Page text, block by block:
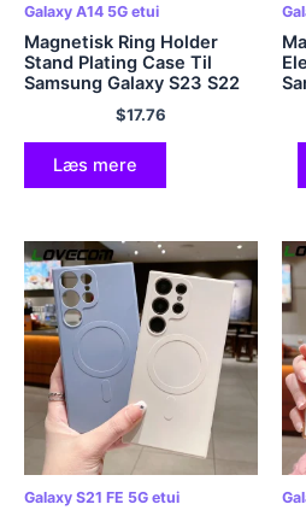
Galaxy A14 5G etui
Magnetisk Ring Holder
Stand Plating Case Til
Samsung Galaxy S23 S22
S21 S20 Plus Note 20 Ultra
A54 A53 A52 A33 A73
A14 Blødt omslag
$17.76
Læs mere
Galaxy S21 FE 5G etui